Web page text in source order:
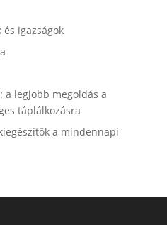
igazságok
a legjobb megoldás a
táplálkozásra
a mindennapi